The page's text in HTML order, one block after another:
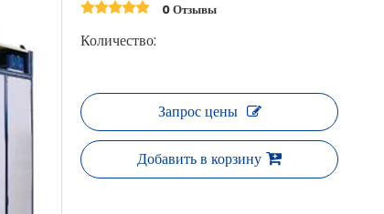
0 Отзывы
Количество:
Запрос цены
Добавить в корзину